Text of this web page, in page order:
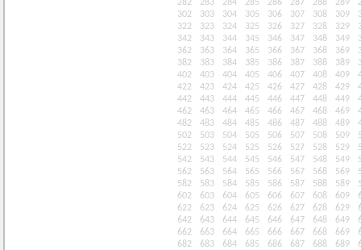
282
283 284 285 286 287 288 289
302
303 304 305 306 307 308 309
322
323 324 325 326 327 328 329
342
343 344 345 346 347 348 349
362
363 364 365 366 367 368 369
382
383 384 385 386 387 388 389
402
403 404 405 406 407 408 409
422
423 424 425 426 427 428 429
442
443 444 445 446 447 448 449
462
463 464 465 466 467 468 469
482
483 484 485 486 487 488 489
502
503 504 505 506 507 508 509
522
523 524 525 526 527 528 529
542
543 544 545 546 547 548 549
562
563 564 565 566 567 568 569
582
583 584 585 586 587 588 589
602
603 604 605 606 607 608 609
622
623 624 625 626 627 628 629
642
643 644 645 646 647 648 649
662
663 664 665 666 667 668 669
682
683 684 685 686 687 688 689